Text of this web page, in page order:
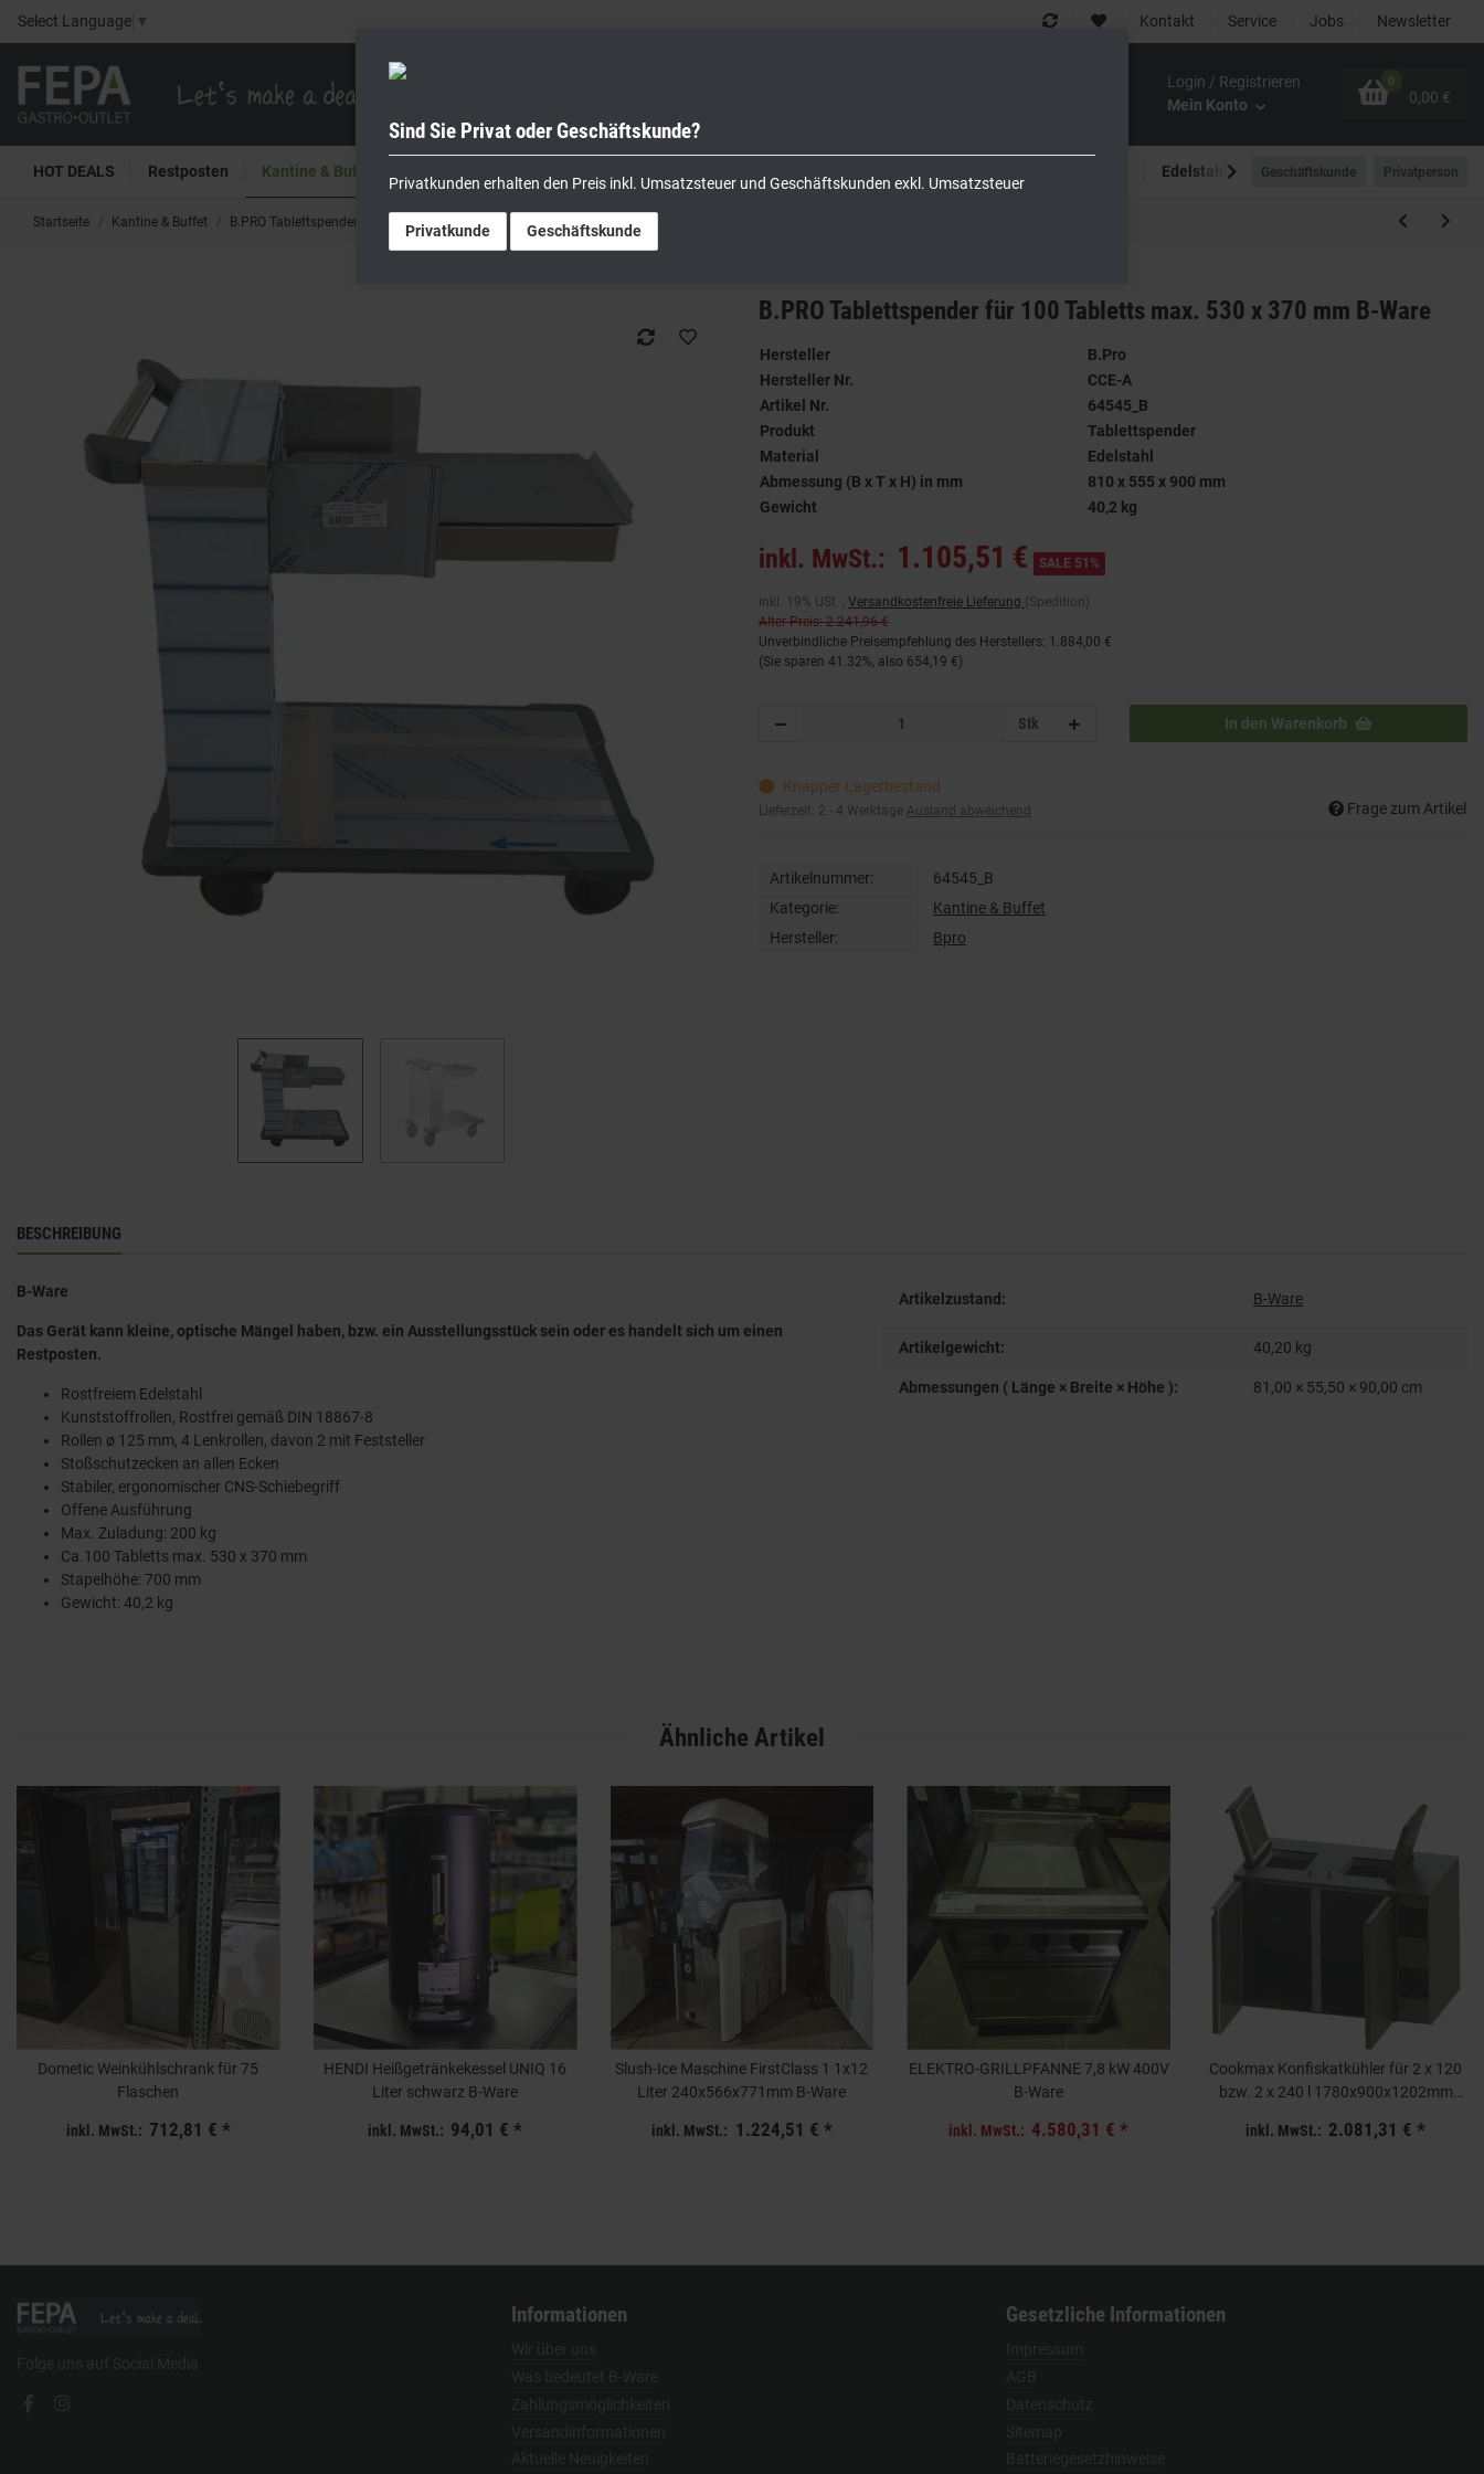
Select Language ▼ Kontakt Service Jobs Newsletter
Login / Registrieren
Mein Konto
0
0,00 €
HOT DEALS Restposten Kantine & Buffet Edelstahlmöbel Outdoor-Bereich
Geschäftskunde Privatperson
Startseite Kantine & Buffet B.PRO Tablettspender für 100 Tabletts max. 530 x 370 mm B-Ware
B.PRO Tablettspender für 100 Tabletts max. 530 x 370 mm B-Ware
Hersteller
B.Pro
Hersteller Nr.
CCE-A
Artikel Nr.
64545_B
Produkt
Tablettspender
Material
Edelstahl
Abmessung (B x T x H) in mm
810 x 555 x 900 mm
Gewicht
40,2 kg
inkl. MwSt.: 1.105,51 € SALE 51%
inkl. 19% USt. , Versandkostenfreie Lieferung (Spedition)
Alter Preis: 2.241,96 €
Unverbindliche Preisempfehlung des Herstellers: 1.884,00 €
(Sie sparen 41.32%, also 654,19 €)
Stk In den Warenkorb
Knapper Lagerbestand
Lieferzeit: 2 - 4 Werktage Ausland abweichend Frage zum Artikel
Artikelnummer:
64545_B
Kategorie:
Kantine & Buffet
Hersteller:
Bpro
BESCHREIBUNG
B-Ware
Das Gerät kann kleine, optische Mängel haben, bzw. ein Ausstellungsstück sein oder es handelt sich um einen
Restposten.
Rostfreiem Edelstahl
Kunststoffrollen, Rostfrei gemäß DIN 18867-8
Rollen ø 125 mm, 4 Lenkrollen, davon 2 mit Feststeller
Stoßschutzecken an allen Ecken
Stabiler, ergonomischer CNS-Schiebegriff
Offene Ausführung
Max. Zuladung: 200 kg
Ca.100 Tabletts max. 530 x 370 mm
Stapelhöhe: 700 mm
Gewicht: 40,2 kg
Artikelzustand: B-Ware
Artikelgewicht: 40,20 kg
Abmessungen ( Länge × Breite × Höhe ): 81,00 × 55,50 × 90,00 cm
Ähnliche Artikel
Dometic Weinkühlschrank für 75
Flaschen
inkl. MwSt.: 712,81 € *
HENDI Heißgetränkekessel UNIQ 16
Liter schwarz B-Ware
inkl. MwSt.: 94,01 €*
Slush-Ice Maschine FirstClass 1 1x12
Liter 240x566x771mm B-Ware
inkl. MwSt.: 1.224,51 € *
ELEKTRO-GRILLPFANNE 7,8 kW 400V
B-Ware
inkl. MwSt.: 4.580,31 €*
Cookmax Konfiskatkühler für 2 x 120
bzw. 2 x 240 l 1780x900x1202mm
inkl. MwSt.: 2.081,31 €*
Informationen Gesetzliche Informationen
Sind Sie Privat oder Geschäftskunde?
Privatkunden erhalten den Preis inkl. Umsatzsteuer und Geschäftskunden exkl. Umsatzsteuer
Privatkunde Geschäftskunde